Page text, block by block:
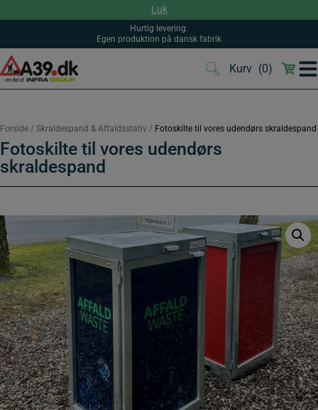
Luk
Hurtig levering.
Egen produktion på dansk fabrik
Kurv (0)
(0)
Forside / Skraldespand & Affaldsstativ / Fotoskilte til vores udendørs skraldespand
Fotoskilte til vores udendørs
skraldespand